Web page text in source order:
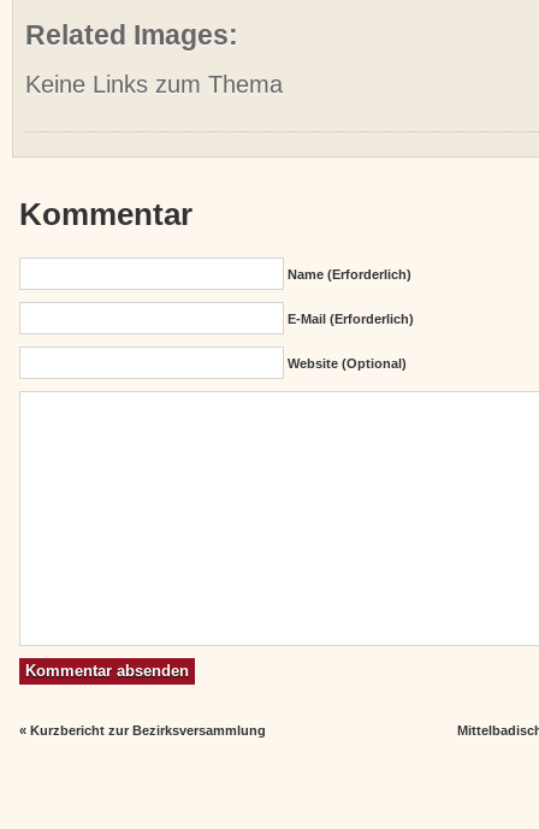
Related Images:
Keine Links zum Thema
Kommentar
Name (erforderlich)
E-Mail (erforderlich)
Website (Optional)
« Kurzbericht zur Bezirksversammlung